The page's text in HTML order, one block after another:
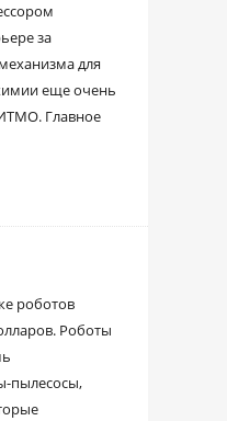
за
для
еще очень
Главное
роботов
Роботы
пылесосы,